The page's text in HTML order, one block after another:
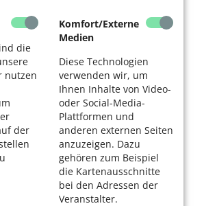
die
nutzen
der
Komfort/Externe
Medien
Diese Technologien
verwenden wir, um
Ihnen Inhalte von Video-
oder Social-Media-
Plattformen und
anderen externen Seiten
anzuzeigen. Dazu
gehören zum Beispiel
die Kartenausschnitte
bei den Adressen der
Veranstalter.
„Wenn die Rente